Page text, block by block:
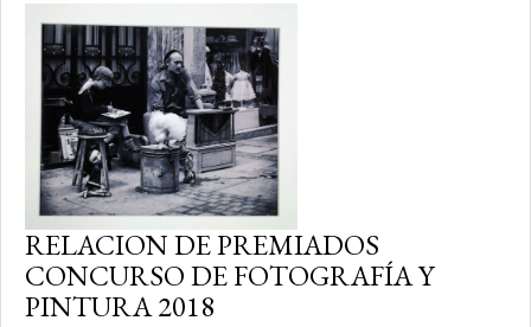
RELACION DE PREMIADOS
CONCURSO DE FOTOGRAFÍA Y
PINTURA 2018